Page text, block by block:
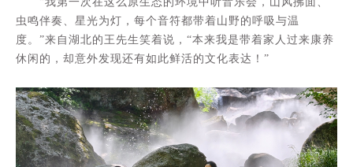
虫鸣伴奏、星光为灯，每个音符都带着山野的呼吸与温
度。”来自湖北的王先生笑着说，“本来我是带着家人过来康养
休闲的，却意外发现还有如此鲜活的文化表达！”